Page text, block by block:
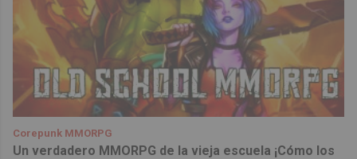
Corepunk MMORPG
Un verdadero MMORPG de la vieja escuela ¡Cómo los